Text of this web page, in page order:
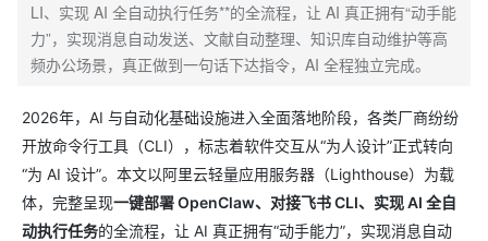
LI、实现 AI 全自动执行任务**的全流程，让 AI 真正拥有“动手能
力”，实现消息自动发送、文献自动整理、知识库自动维护等高
频办公场景，真正做到一句话下达指令，AI 全程独立完成。
2026年，AI 与自动化基础设施进入全面落地阶段，各类厂商纷纷
开放命令行工具（CLI），标志着软件交互从“为人设计”正式转向
“为 AI 设计”。本文以阿里云轻量应用服务器（Lighthouse）为载
体，完整呈现一键部署 OpenClaw、对接飞书 CLI、实现 AI 全自
动执行任务的全流程，让 AI 真正拥有“动手能力”，实现消息自动